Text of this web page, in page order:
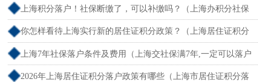
上海积分落户！社保断缴了，可以补缴吗？（上海办积分社保
断交需要重新计算吗）
你怎样看待上海实行新的居住证积分政策？（上海居住证积分
新规）
上海7年社保落户条件及费用（上海交社保满7年,一定可以落户
吗？）
2026年上海居住证积分落户政策有哪些（上海市居住证积分落